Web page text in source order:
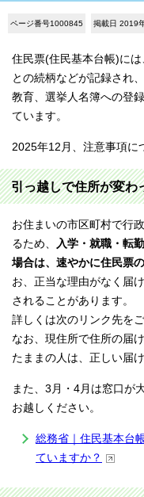
ページ番号1000845 掲載日 2019
住民票(住民基本台帳)に
との続柄などが記録され
教育、選挙人名簿への登
ています。
2025年12月、注意事項に
引っ越しで住所が変わ
お住まいの市区町村で行
るため、 入学・就職・転
場合は、速やかに住民票
お、正当な理由がなく届
されることがあります。
詳しくは次のリンク先を
なお、現住所で住所の届
たままの人は、正しい届
また、3月・4月は窓口が
お越しください。
総務省｜住民基本台
ていますか？